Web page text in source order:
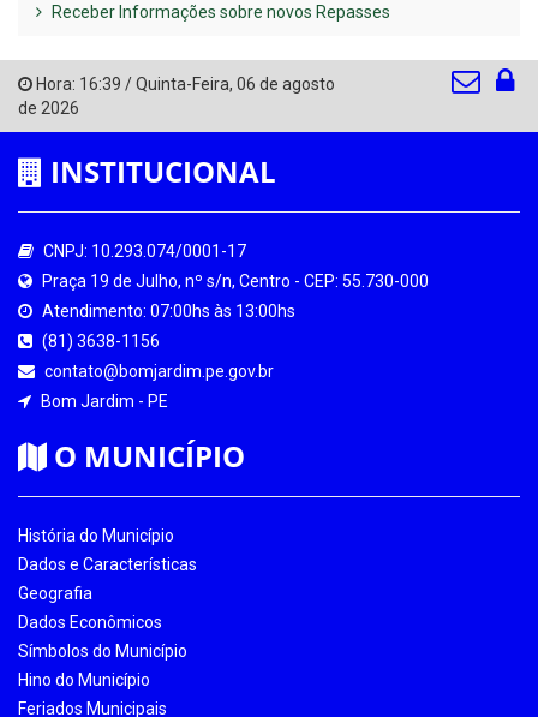
Receber Informações sobre novos Repasses
Hora: 16:39 /Quinta-Feira, 06 de agosto
de 2026
INSTITUCIONAL
CNPJ: 10.293.074/0001-17
Praça 19 de Julho, nº s/n, Centro - CEP: 55.730-000
Atendimento: 07:00hs às 13:00hs
(81) 3638-1156
contato@bomjardim.pe.gov.br
Bom Jardim - PE
O MUNICÍPIO
História do Município
Dados e Características
Geografia
Dados Econômicos
Símbolos do Município
Hino do Município
Feriados Municipais